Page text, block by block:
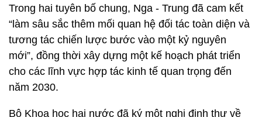
Trong hai tuyên bố chung, Nga - Trung đã cam kết
“làm sâu sắc thêm mối quan hệ đối tác toàn diện và
tương tác chiến lược bước vào một kỷ nguyên
mới”, đồng thời xây dựng một kế hoạch phát triển
cho các lĩnh vực hợp tác kinh tế quan trọng đến
năm 2030.
Bộ Khoa học hai nước đã ký một nghị định thư về